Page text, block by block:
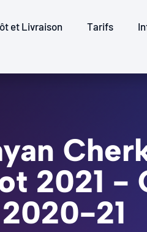
et Livraison Tarifs
2021 -
21